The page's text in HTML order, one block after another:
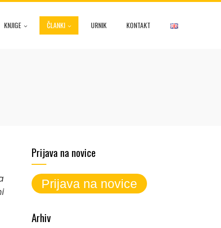
KNJIGE ČLANKI URNIK KONTAKT
Prijava na novice
Arhiv